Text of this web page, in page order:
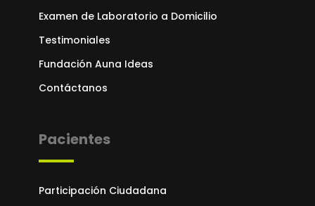
Examen de Laboratorio a Domicilio
Testimoniales
Fundación Auna Ideas
Contáctanos
Pacientes
Participación Ciudadana